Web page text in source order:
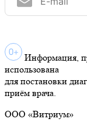
Информация,
использована
для постановки
приём врача.
ООО «Витриум»